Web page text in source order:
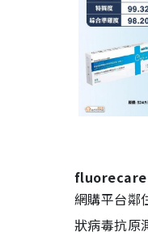
fluorecare
網購平台鄰
狀病毒抗原